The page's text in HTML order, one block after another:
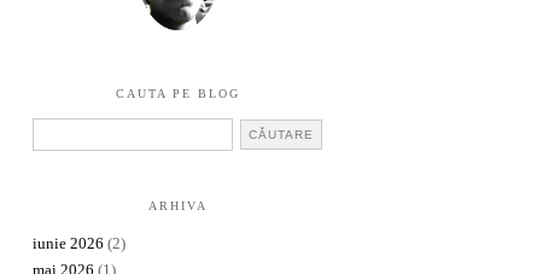
CAUTA PE BLOG
ARHIVA
iunie 2026 (2)
mai 2026 (1)